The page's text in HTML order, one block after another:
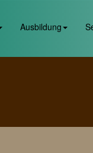
Ausbildung